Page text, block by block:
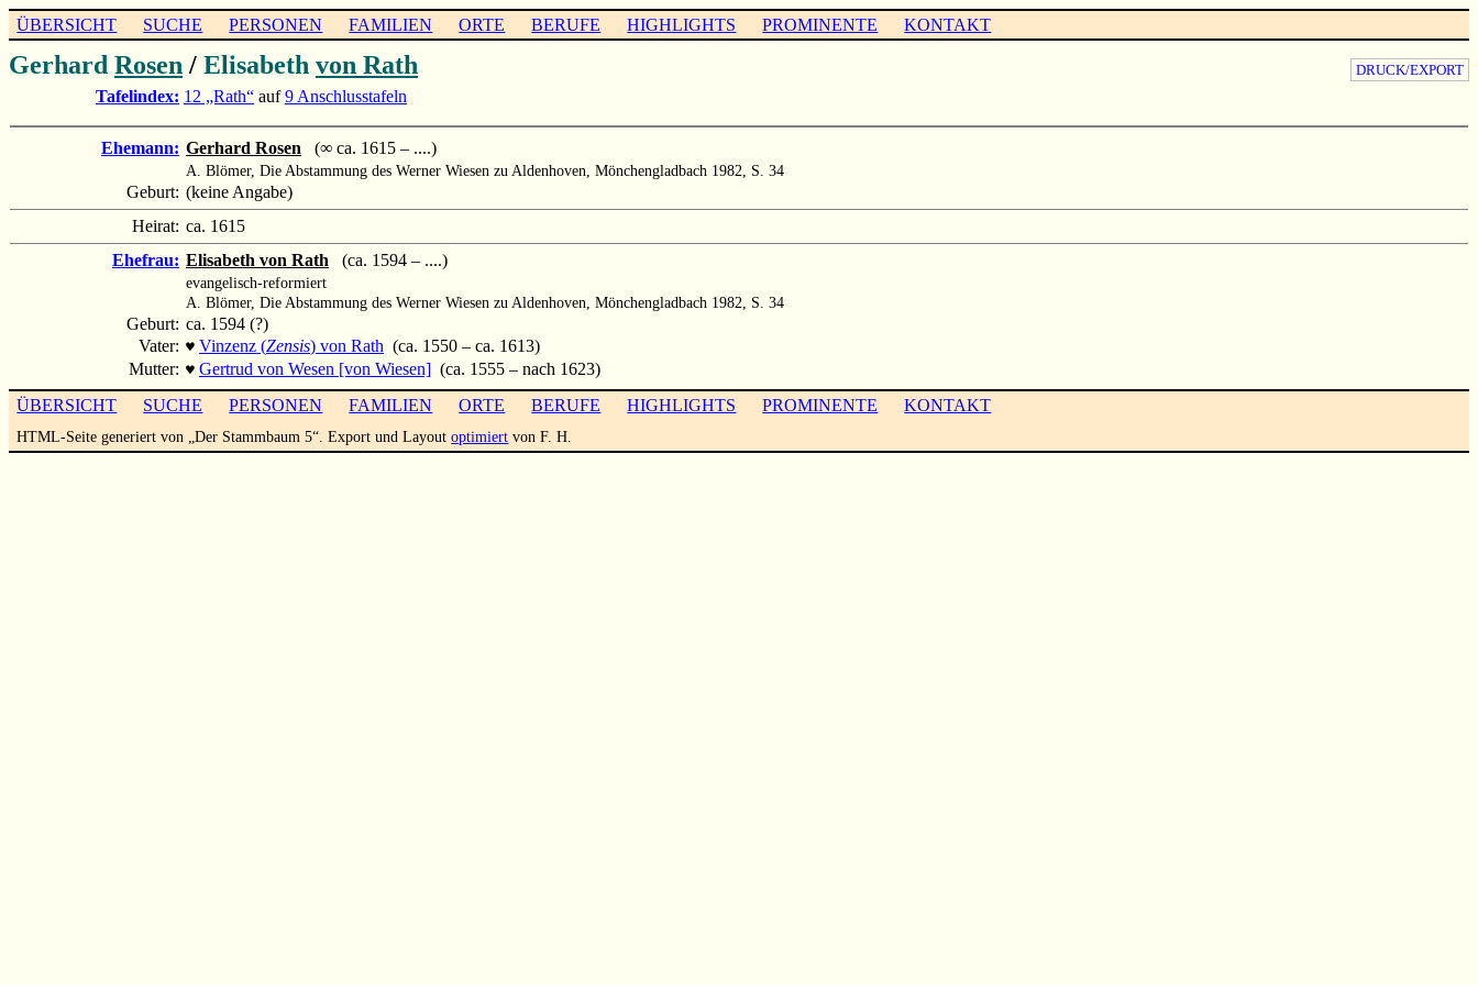
ÜBERSICHT SUCHE PERSONEN FAMILIEN ORTE BERUFE HIGHLIGHTS PROMINENTE KONTAKT
DRUCK/EXPORT
Gerhard Rosen / Elisabeth von Rath
Tafelindex: 12 „Rath“ auf9 Anschlusstafeln
Ehemann: Gerhard Rosen (∞ ca. 1615 – ....)
A. Blömer, Die Abstammung des Werner Wiesen zu Aldenhoven, Mönchengladbach 1982, S. 34
Geburt: (keine Angabe)
Heirat: ca. 1615
Ehefrau: Elisabeth von Rath (ca. 1594 – ....)
evangelisch-reformiert
A. Blömer, Die Abstammung des Werner Wiesen zu Aldenhoven, Mönchengladbach 1982, S. 34
Geburt: ca. 1594 (?)
Vater: ♥ Vinzenz (Zensis) von Rath (ca. 1550 – ca. 1613)
Mutter: ♥ Gertrud von Wesen [von Wiesen] (ca. 1555 – nach 1623)
ÜBERSICHT
SUCHE PERSONEN FAMILIEN ORTE BERUFE HIGHLIGHTS PROMINENTE KONTAKT
HTML-Seite generiert von „Der Stammbaum 5“. Export und Layoutoptimiert von F. H.